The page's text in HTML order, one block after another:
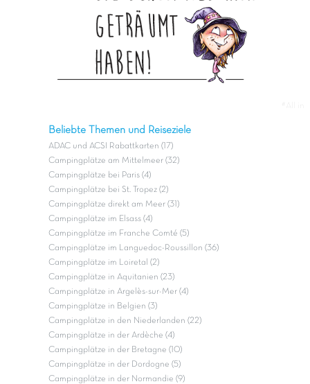
Beliebte Themen und Reiseziele
ADAC und ACSI Rabattkarten (17)
Campingplätze am Mittelmeer (32)
Campingplätze bei Paris (4)
Campingplätze bei St. Tropez (2)
Campingplätze direkt am Meer (31)
Campingplätze im Elsass (4)
Campingplätze im Franche Comté (5)
Campingplätze im Languedoc-Roussillon (36)
Campingplätze im Loiretal (2)
Campingplätze in Aquitanien (23)
Campingplätze in Argelès-sur-Mer (4)
Campingplätze in Belgien (3)
Campingplätze in den Niederlanden (22)
Campingplätze in der Ardèche (4)
Campingplätze in der Bretagne (10)
Campingplätze in der Dordogne (5)
Campingplätze in der Normandie (9)